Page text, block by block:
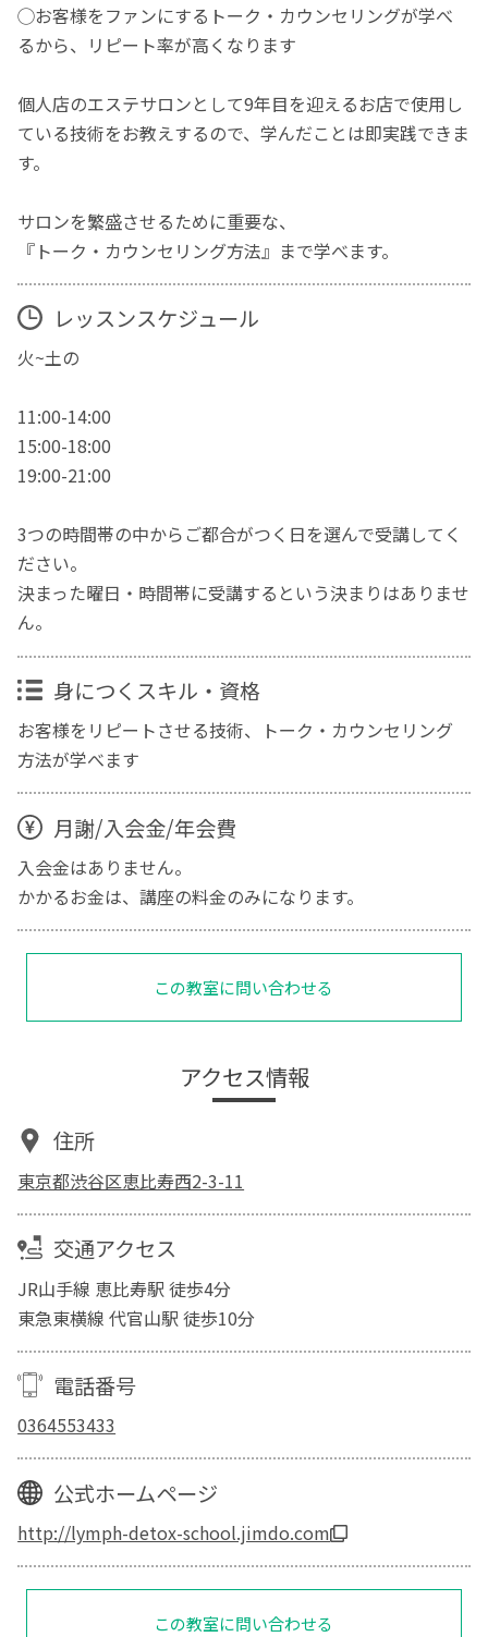
◯お客様をファンにするトーク・カウンセリングが学べ
るから、リピート率が高くなります
個人店のエステサロンとして9年目を迎えるお店で使用し
ている技術をお教えするので、学んだことは即実践できま
す。
サロンを繁盛させるために重要な、
『トーク・カウンセリング方法』まで学べます。
レッスンスケジュール
火~土の
11:00-14:00
15:00-18:00
19:00-21:00
3つの時間帯の中からご都合がつく日を選んで受講してく
ださい。
決まった曜日・時間帯に受講するという決まりはありませ
ん。
身につくスキル・資格
お客様をリピートさせる技術、トーク・カウンセリング
方法が学べます
月謝/入会金/年会費
入会金はありません。
かかるお金は、講座の料金のみになります。
この教室に問い合わせる
アクセス情報
住所
東京都渋谷区恵比寿西2-3-11
交通アクセス
JR山手線 恵比寿駅 徒歩4分
東急東横線 代官山駅 徒歩10分
電話番号
0364553433
公式ホームページ
http://lymph-detox-school.jimdo.com
この教室に問い合わせる